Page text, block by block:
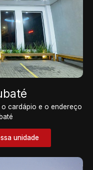
cardápio e o endereço
unidade